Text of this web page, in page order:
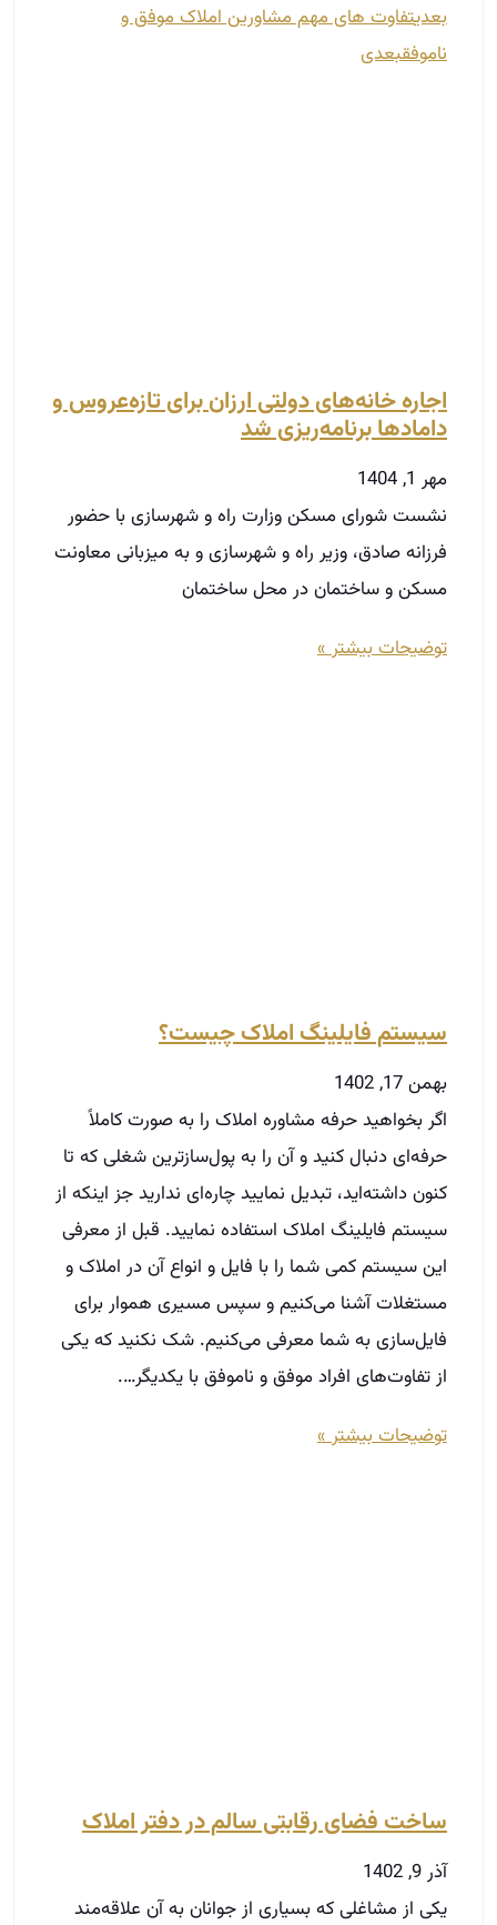
بعدیتفاوت های مهم مشاورین املاک موفق و
ناموفقبعدی
اجاره خانه‌های دولتی ارزان برای تازه‌عروس و
دامادها برنامه‌ریزی شد
مهر 1, 1404
نشست شورای مسکن وزارت راه و شهرسازی با حضور
فرزانه صادق، وزیر راه و شهرسازی و به میزبانی معاونت
مسکن و ساختمان در محل ساختمان
توضیحات بیشتر »
سیستم فایلینگ املاک چیست؟
بهمن 17, 1402
اگر بخواهید حرفه مشاوره املاک را به صورت کاملاً
حرفه‌ای دنبال کنید و آن را به پول‌سازترین شغلی که تا
کنون داشته‌اید، تبدیل نمایید چاره‌ای ندارید جز اینکه از
سیستم فایلینگ املاک استفاده نمایید. قبل از معرفی
این سیستم کمی شما را با فایل و انواع آن در املاک و
مستغلات آشنا می‌کنیم و سپس مسیری هموار برای
فایل‌سازی به شما معرفی می‌کنیم. شک نکنید که یکی
از تفاوت‌های افراد موفق و ناموفق با یکدیگر….
توضیحات بیشتر »
ساخت فضای رقابتی سالم در دفتر املاک
آذر 9, 1402
یکی از مشاغلی که بسیاری از جوانان به آن علاقه‌مند